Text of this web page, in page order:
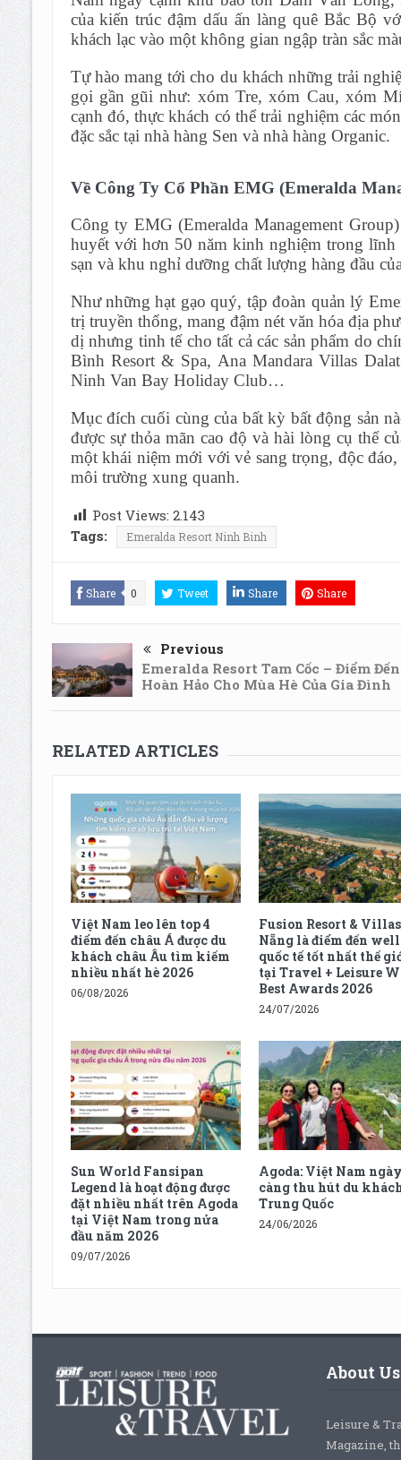
của kiến trúc đậm dấu ấn làng quê Bắc Bộ
khách lạc vào một không gian ngập tràn sắc
Tự hào mang tới cho du khách những trải
gọi gần gũi như: xóm Tre, xóm Cau, xóm
cạnh đó, thực khách có thể trải nghiệm các
đặc sắc tại nhà hàng Sen và nhà hàng Organic.
Về Công Ty Cổ Phần EMG (Emeralda
Công ty EMG (Emeralda Management
huyết với hơn 50 năm kinh nghiệm trong
sạn và khu nghỉ dưỡng chất lượng hàng đầu
Như những hạt gạo quý, tập đoàn quản lý
trị truyền thống, mang đậm nét văn hóa địa
dị nhưng tinh tế cho tất cả các sản phẩm do
Bình Resort & Spa, Ana Mandara Villas
Ninh Van Bay Holiday Club…
Mục đích cuối cùng của bất kỳ bất động sản
được sự thỏa mãn cao độ và hài lòng cụ thể
một khái niệm mới với vẻ sang trọng, độc
môi trường xung quanh.
Post Views: 2.143
Tags:
Emeralda Resort Ninh Binh
Share 0 Tweet Share Share
Previous
Emeralda Resort Tam Cốc – Điểm Đến
Hoàn Hảo Cho Mùa Hè Của Gia Đình
RELATED ARTICLES
Việt Nam leo lên top 4
điểm đến châu Á được du
khách châu Âu tìm kiếm
nhiều nhất hè 2026
06/08/2026
Fusion Resort &
Nẵng là điểm đến
quốc tế tốt nhất thế
tại Travel + Leisure
Best Awards 2026
24/07/2026
Sun World Fansipan
Legend là hoạt động được
đặt nhiều nhất trên Agoda
tại Việt Nam trong nửa
đầu năm 2026
09/07/2026
Agoda: Việt Nam
càng thu hút du
Trung Quốc
24/06/2026
About Us
Leisure &
Magazine,